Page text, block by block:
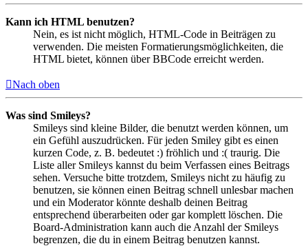
Kann ich HTML benutzen?
Nein, es ist nicht möglich, HTML-Code in Beiträgen zu
verwenden. Die meisten Formatierungsmöglichkeiten, die
HTML bietet, können über BBCode erreicht werden.
Nach oben
Was sind Smileys?
Smileys sind kleine Bilder, die benutzt werden können, um
ein Gefühl auszudrücken. Für jeden Smiley gibt es einen
kurzen Code, z. B. bedeutet :) fröhlich und :( traurig. Die
Liste aller Smileys kannst du beim Verfassen eines Beitrags
sehen. Versuche bitte trotzdem, Smileys nicht zu häufig zu
benutzen, sie können einen Beitrag schnell unlesbar machen
und ein Moderator könnte deshalb deinen Beitrag
entsprechend überarbeiten oder gar komplett löschen. Die
Board-Administration kann auch die Anzahl der Smileys
begrenzen, die du in einem Beitrag benutzen kannst.